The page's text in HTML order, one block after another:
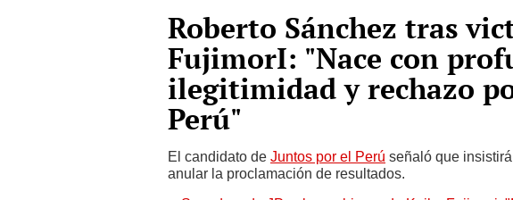
Roberto Sánchez tras
FujimorI: "Nace con
ilegitimidad y rechazo
Perú"
El candidato de Juntos por el Perú señaló que
anular la proclamación de resultados.